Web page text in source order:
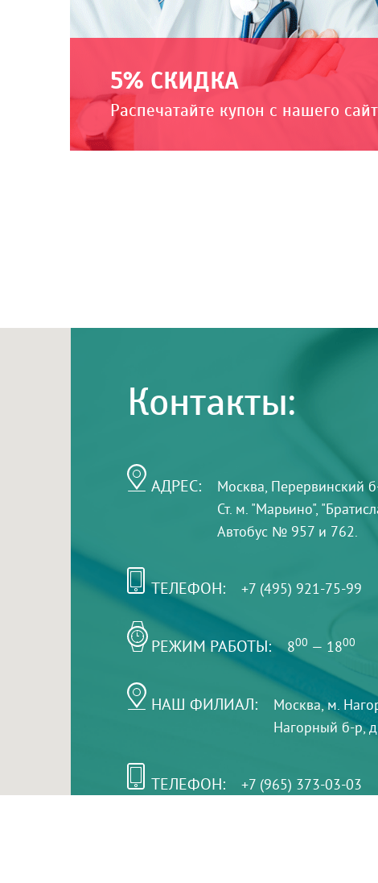
5% СКИДКА
Распечатайте купон с нашего
Контакты:
АДРЕС:
Москва, Перервинский
Ст. м. "Марьино",
Автобус № 957 и 762.
ТЕЛЕФОН: +7 (495) 921-75-99
РЕЖИМ РАБОТЫ: 800 — 1800
НАШ ФИЛИАЛ:
Москва, м.
Нагорный б-р,
ТЕЛЕФОН: +7 (965) 373-03-03